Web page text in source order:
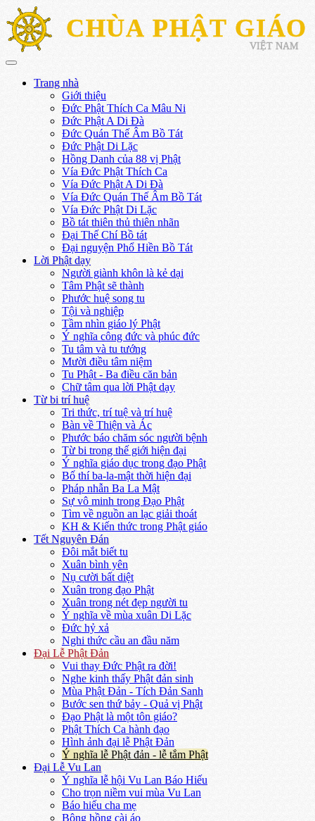
CHÙA PHẬT GIÁO
VIỆT NAM
Trang nhà
Giới thiệu
Đức Phật Thích Ca Mâu Ni
Đức Phật A Di Đà
Đức Quán Thế Âm Bồ Tát
Đức Phật Di Lặc
Hồng Danh của 88 vị Phật
Vía Đức Phật Thích Ca
Vía Đức Phật A Di Đà
Vía Đức Quán Thế Âm Bồ Tát
Vía Đức Phật Di Lặc
Bồ tát thiên thủ thiên nhãn
Đại Thế Chí Bồ tát
Đại nguyện Phổ Hiền Bồ Tát
Lời Phật dạy
Người giành khôn là kẻ dại
Tâm Phật sẽ thành
Phước huệ song tu
Tội và nghiệp
Tầm nhìn giáo lý Phật
Ý nghĩa công đức và phúc đức
Tu tâm và tu tướng
Mười điều tâm niệm
Tu Phật - Ba điều căn bản
Chữ tâm qua lời Phật dạy
Từ bi trí huệ
Tri thức, trí tuệ và trí huệ
Bàn về Thiện và Ác
Phước báo chăm sóc người bệnh
Từ bi trong thế giới hiện đại
Ý nghĩa giáo dục trong đạo Phật
Bố thí ba-la-mật thời hiện đại
Pháp nhẫn Ba La Mật
Sự vô minh trong Đạo Phật
Tìm về nguồn an lạc giải thoát
KH & Kiến thức trong Phật giáo
Tết Nguyên Đán
Đôi mắt biết tu
Xuân bình yên
Nụ cười bất diệt
Xuân trong đạo Phật
Xuân trong nét đẹp người tu
Ý nghĩa về mùa xuân Di Lặc
Đức hỷ xả
Nghi thức cầu an đầu năm
Đại Lễ Phật Đản
Vui thay Đức Phật ra đời!
Nghe kinh thấy Phật đản sinh
Mùa Phật Đản - Tích Đản Sanh
Bước sen thứ bảy - Quả vị Phật
Đạo Phật là một tôn giáo?
Phật Thích Ca hành đạo
Hình ảnh đại lễ Phật Đản
Ý nghĩa lễ Phật đản - lễ tắm Phật
Đại Lễ Vu Lan
Ý nghĩa lễ hội Vu Lan Báo Hiếu
Cho trọn niềm vui mùa Vu Lan
Báo hiếu cha mẹ
Bông hồng cài áo